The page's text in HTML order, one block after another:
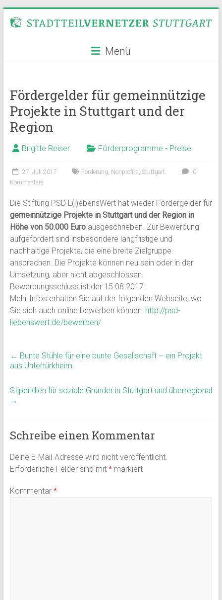
Inhalt
Stadtteilvernetzer
Menü
Fördergelder für gemeinnützige
Projekte in Stuttgart und der
Region
Brigitte Reiser Förderprogramme - Preise
27. Juli 2017 Förderung, Nonprofits, Stuttgart
0
Kommentare
Die Stiftung PSD L(i)ebensWert hat wieder Fördergelder für
gemeinnützige Projekte in Stuttgart und der Region in
Höhe von 50.000 Euroausgeschrieben. Zur Bewerbung
aufgefordert sind insbesondere langfristige und
nachhaltige Projekte, die eine breite Zielgruppe
ansprechen. Die Projekte können neu sein oder in der
Umsetzung, aber nicht abgeschlossen.
Bewerbungsschluss ist der 15.08.2017.
Mehr Infos erhalten Sie auf der folgenden Webseite, wo
Sie sich auch online bewerben können: http://psd-
liebenswert.de/bewerben/
← Bunte Stühle für eine bunte Gesellschaft – ein Projekt
aus Untertürkheim
Stipendien für soziale Gründer in Stuttgart und überregional
→
Schreibe einen Kommentar
Deine E-Mail-Adresse wird nicht veröffentlicht.
Erforderliche Felder sind mit *markiert
Kommentar *